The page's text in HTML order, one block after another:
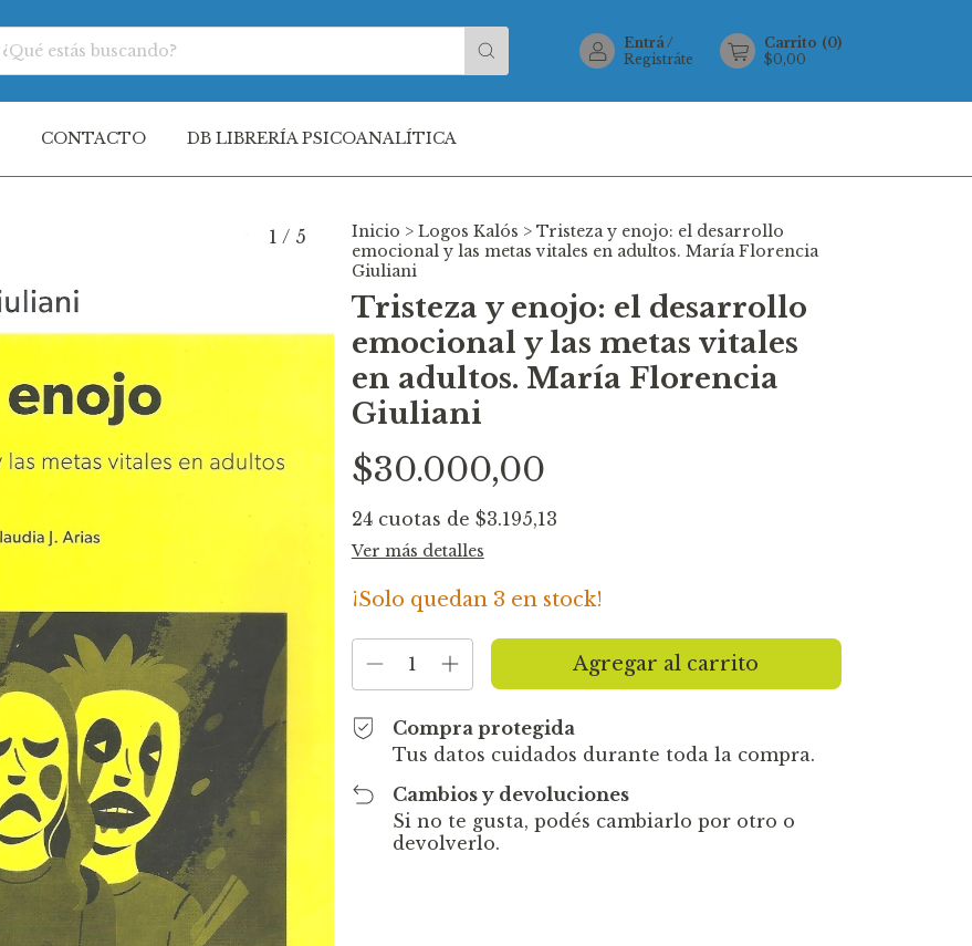
Entrá/
Registráte
Carrito (0)
$0,00
CONTACTO DB LIBRERÍA PSICOANALÍTICA
1 / 5 Inicio > Logos Kalós > Tristeza y enojo: el desarrollo
emocional y las metas vitales en adultos. María Florencia
Giuliani
Tristeza y enojo: el desarrollo
emocional y las metas vitales
en adultos. María Florencia
Giuliani
$30.000,00
24 cuotas de $3.195,13
Ver más detalles
¡Solo quedan 3 en stock!
Compra protegida
Tus datos cuidados durante toda la compra.
Cambios y devoluciones
Si no te gusta, podés cambiarlo por otro o
devolverlo.